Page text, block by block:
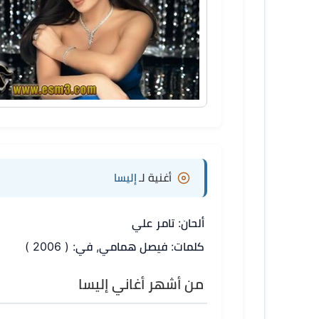
أغنية لـ إليسا
ألحان: تامر علي
كلمات: فيصل همامي, في: ( 2006 )
من أشهر أغاني إليسا